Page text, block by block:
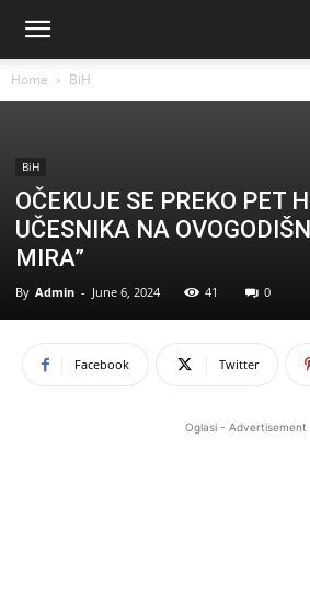
Home BiH
BiH
OČEKUJE SE PREKO PET
UČESNIKA NA
MIRA”
By Admin - June 6, 2024 41 0
Facebook Twitter
Oglasi - Advertisement